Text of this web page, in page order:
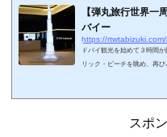
【弾丸旅行世界一
バイー
https://
ドバイ観光を始めて３時間
リック・ビーチを眺め、再
ラ・ビーチ・ホテルーパー
スポ